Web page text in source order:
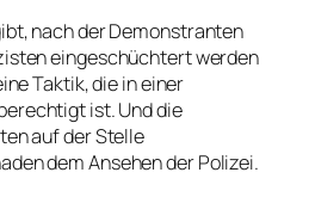
nach der Demonstranten
eingeschüchtert werden
Taktik, die in einer
ist. Und die
auf der Stelle
dem Ansehen der Polizei.